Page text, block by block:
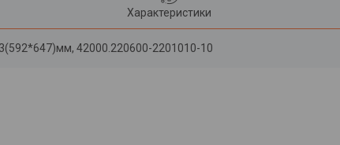
Характеристики
42000.220600-2201010-10